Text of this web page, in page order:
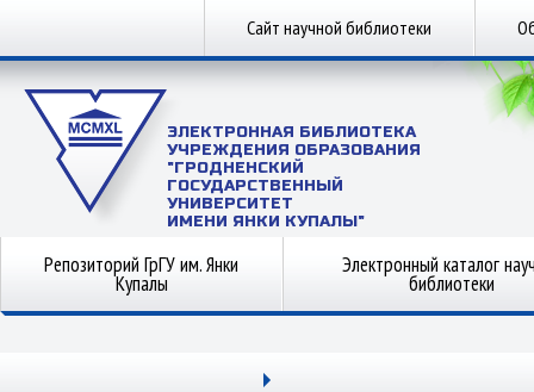
Сайт научной библиотеки
ЭЛЕКТРОННАЯ БИБЛИОТЕКА
УЧРЕЖДЕНИЯ ОБРАЗОВАНИЯ
"ГРОДНЕНСКИЙ
ГОСУДАРСТВЕННЫЙ
УНИВЕРСИТЕТ
ИМЕНИ ЯНКИ КУПАЛЫ"
Репозиторий ГрГУ им. Янки
Купалы
Электронный каталог
библиотеки